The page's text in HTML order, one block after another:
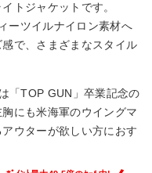
トジャケットです。
ーツイルナイロン素材へ
で、さまざまなスタイル
「TOP GUN」卒業記念の
にも米海軍のウイングマ
ウターが欲しい方におす